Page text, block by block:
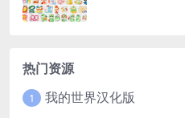
热门资源
1 我的世界汉化版